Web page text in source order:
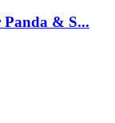
& S...